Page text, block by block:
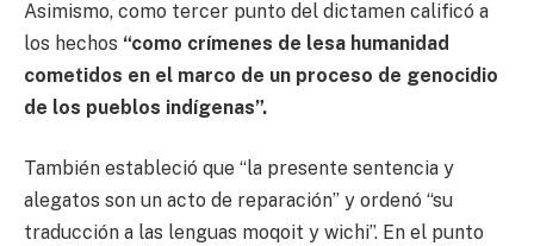
Asimismo, como tercer punto del dictamen calificó a
los hechos “como crímenes de lesa humanidad
cometidos en el marco de un proceso de genocidio
de los pueblos indígenas”.
También estableció que “la presente sentencia y
alegatos son un acto de reparación” y ordenó “su
traducción a las lenguas moqoit y wichi”. En el punto